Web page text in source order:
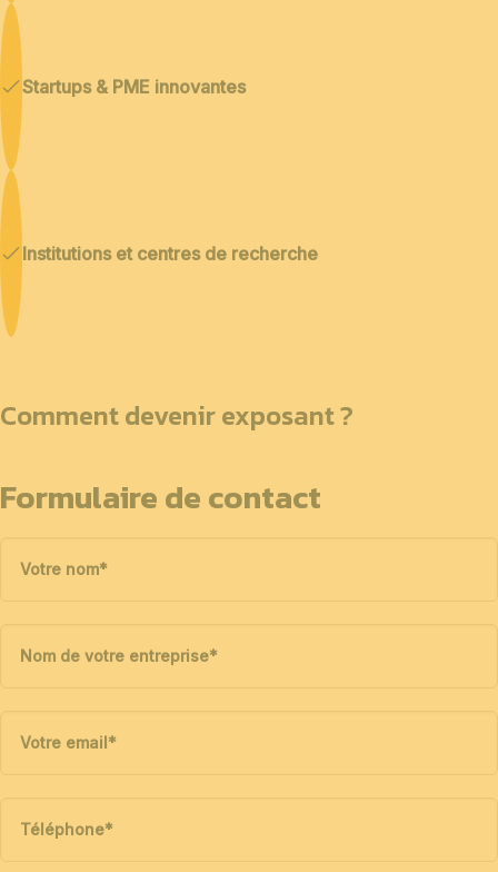
Startups & PME innovantes
Institutions et centres de recherche
Comment devenir exposant ?
Formulaire de contact
Votre nom*
Nom de votre entreprise*
Votre email*
Téléphone*